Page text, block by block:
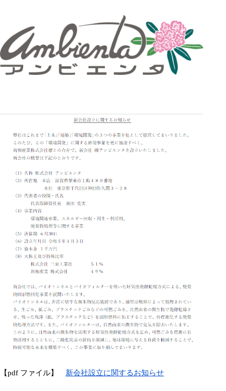
【pdf ファイル】 新会社設立に関するお知らせ